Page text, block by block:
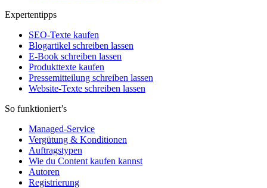
Expertentipps
SEO-Texte kaufen
Blogartikel schreiben lassen
E-Book schreiben lassen
Produkttexte kaufen
Pressemitteilung schreiben lassen
Website-Texte schreiben lassen
So funktioniert’s
Managed-Service
Vergütung & Konditionen
Auftragstypen
Wie du Content kaufen kannst
Autoren
Registrierung